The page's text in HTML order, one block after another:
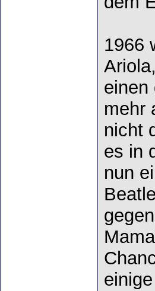
1966
einen
mehr
nicht
es in
nun